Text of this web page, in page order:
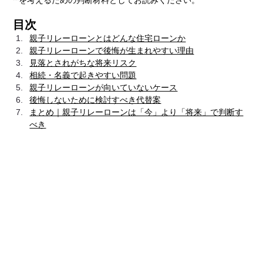
目次
親子リレーローンとはどんな住宅ローンか
親子リレーローンで後悔が生まれやすい理由
見落とされがちな将来リスク
相続・名義で起きやすい問題
親子リレーローンが向いていないケース
後悔しないために検討すべき代替案
まとめ｜親子リレーローンは「今」より「将来」で判断す
べき